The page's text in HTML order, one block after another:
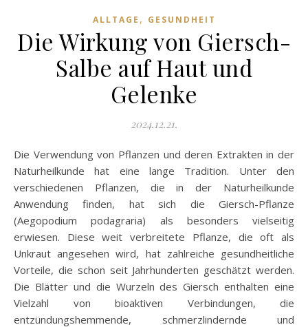
ALLTAGE , GESUNDHEIT
Die Wirkung von Giersch-
Salbe auf Haut und
Gelenke
2024.12.21.
Die Verwendung von Pflanzen und deren Extrakten in der
Naturheilkunde hat eine lange Tradition. Unter den
verschiedenen Pflanzen, die in der Naturheilkunde
Anwendung finden, hat sich die Giersch-Pflanze
(Aegopodium podagraria) als besonders vielseitig
erwiesen. Diese weit verbreitete Pflanze, die oft als
Unkraut angesehen wird, hat zahlreiche gesundheitliche
Vorteile, die schon seit Jahrhunderten geschätzt werden.
Die Blätter und die Wurzeln des Giersch enthalten eine
Vielzahl von bioaktiven Verbindungen, die
entzündungshemmende, schmerzlindernde und